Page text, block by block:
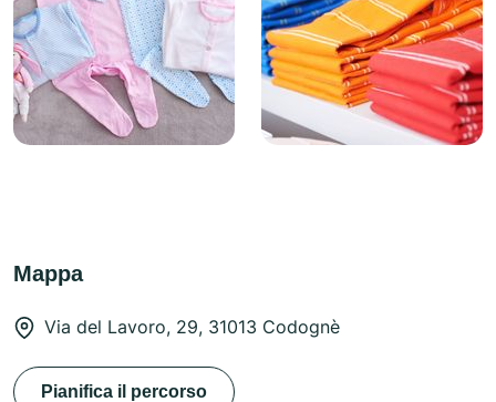
Mappa
Via del Lavoro, 29, 31013 Codognè
Pianifica il percorso